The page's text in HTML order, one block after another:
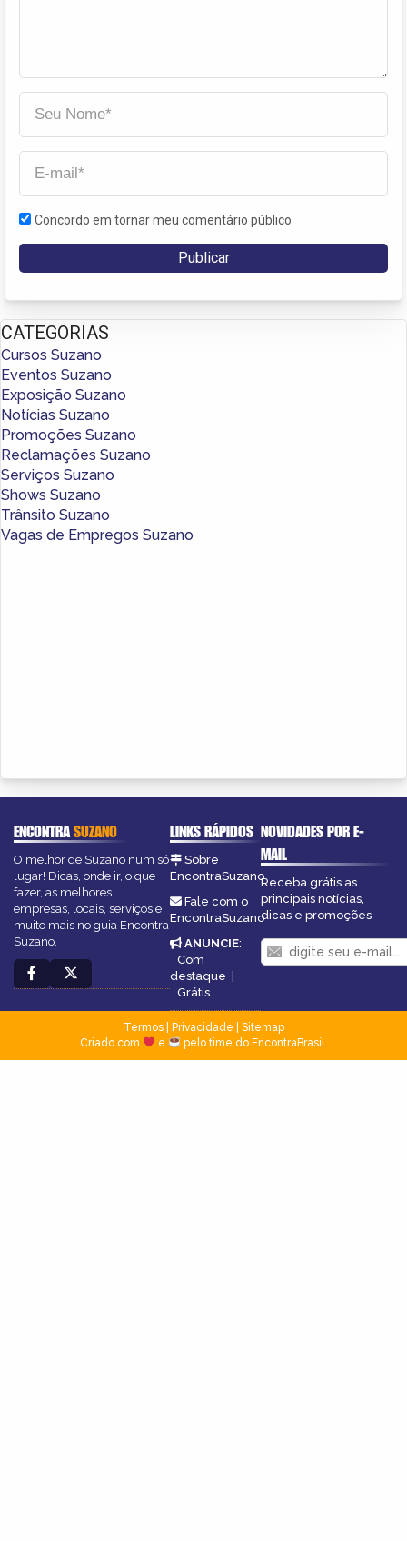
Concordo em tornar meu comentário público
CATEGORIAS
Cursos Suzano
Eventos Suzano
Exposição Suzano
Notícias Suzano
Promoções Suzano
Reclamações Suzano
Serviços Suzano
Shows Suzano
Trânsito Suzano
Vagas de Empregos Suzano
ENCONTRASUZANO
O melhor de Suzano num só
lugar! Dicas, onde ir, o que
fazer, as melhores
empresas, locais, serviços e
muito mais no guia Encontra
Suzano.
LINKS RÁPIDOS
Sobre
EncontraSuzano
Fale com o
EncontraSuzano
ANUNCIE:
Com
destaque
Grátis
NOVIDADES POR E-
MAIL
Receba grátis as
principais notícias,
dicas e promoções
Termos| Privacidade
Sitemap
Criado com
e pelo time do EncontraBrasil